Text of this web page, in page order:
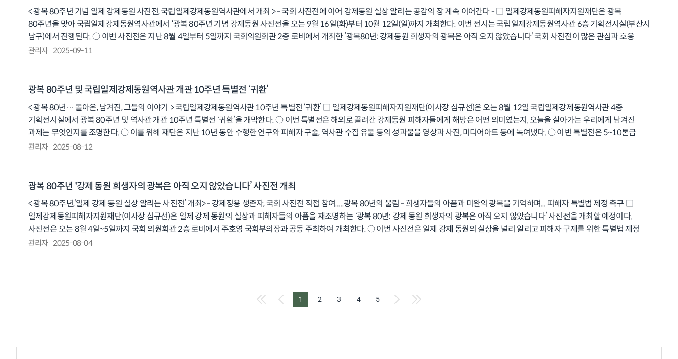
미래 세대와 함께 이어나가는 계기가 되길 바란다”고 전했다. 일제강제동원피해자지원재단 유족·연구팀 전국합동위령제 행사 담당자 전화 : 02- 721-1822 행사 홈페이지 :
https://fomomemorial.co.kr 재단 홈페이지 : https://www.fomo.or.kr 인스타그램 : https://www.instagram.com/fomo_foundation 네이버 블로그 : https://blog.naver.com/iljegangje 재단
Youtube 생중계URL : https://www.youtube.com/@iljegangje
< 광복 80주년 기념 일제 강제동원 사진전, 국립일제강제동원역사관에서 개최 > - 국회 사진전에 이어 강제동원 실상 알리는 공감의 장 계속 이어간다 - □ 일제강제동원피해자지원재단은 광복
80주년을 맞아 국립일제강제동원역사관에서 ‘광복 80주년 기념 강제동원 사진전을 오는 9월 16일(화)부터 10월 12일(일)까지 개최한다. 이번 전시는 국립일제강제동원역사관 6층 기획전시실(부산시
남구)에서 진행된다. ○ 이번 사진전은 지난 8월 4일부터 5일까지 국회의원회관 2층 로비에서 개최한 ’광복80년: 강제동원 희생자의 광복은 아직 오지 않았습니다‘ 국회 사진전이 많은 관심과 호응
속에 마무리됨에 따라, 더 많은 국민에게 일제 강제동원의 실상과 피해자의 아픔을 알리고, 피해자 특별법을 촉구하기 위해 연장 전시로 기획되었다. ○ 이번 연장 전시에서도 강제 동원 ▲유형별 자료
이은 이번 연장 전시는 단순한 과거의 기록이 아닌, 아직 끝나지 않은 광복의 과제를 마주하는 자리”라며, “강제동원 피해자들의 존엄 회복과 진정한 광복을 위한 사회적 공감대 형성과 함께 특별법
관리자 2025-09-11
광복 80주년 및 국립일제강제동원역사관 개관 10주년 특별전 ‘귀환’
< 광복 80년… 돌아온, 남겨진, 그들의 이야기 > 국립일제강제동원역사관 10주년 특별전 ‘귀환’ □ 일제강제동원피해자지원재단(이사장 심규선)은 오는 8월 12일 국립일제강제동원역사관 4층
기획전시실에서 광복 80주년 및 역사관 개관 10주년 특별전 ‘귀환’을 개막한다. ○ 이번 특별전은 해외로 끌려간 강제동원 피해자들에게 해방은 어떤 의미였는지, 오늘을 살아가는 우리에게 남겨진
과제는 무엇인지를 조명한다. ○ 이를 위해 재단은 지난 10년 동안 수행한 연구와 피해자 구술, 역사관 수집 유물 등의 성과물을 영상과 사진, 미디어아트 등에 녹여냈다. ○ 이번 특별전은 5~10톤급
통통배를 타고 풍랑을 헤치며 대한해협을 건너는 미디어아트로 시작된다. 이어 △해방의 순간 △돌아온 사람들 △남겨진 사람들 △영혼이 된 사람들 모두 4개의 대주제를 통해 국외
주제로 한 특별전 연계 강연 프로그램도 운영한다. ○ ‘해방과 귀환, 그 뒷이야기’라는 제목으로 진행되는 이번 특강은 △1강 ‘다시 조선으로’의 저자 이연식 일본 소피아대학 교수의 ‘광복 후에도 피할 수
3강으로 마련된다. ○ 모두 토요일 오후 2시 역사관 멀티미디어실(6층)에서 진행되며, 고교생 이상 누구나 사전 예약을 통해 무료로 수강할 수 있다. 강연 사전 예약은 네이버 예약 또는 전화 접수를 통해
가능하다. □ 심규선 이사장은 “재단과 역사관이 지난 10년간의 사업 성과물을 선보이는 이번 특별전을 통해 광복 80주년의 기쁨 못지않게 결코 외면해서는 안 되는 역사적 과제도 함께 생각해보는
시간이 되길 바란다”라고 밝혔다. ○ 관람 및 특강 참가 문의: 051-629-8600, 8632 역사관 홈페이지: https://www.fomo.or.kr/museum 인스타그램:
https://www.instagram.com/fomo.museum/ 네이버 블로그: https://blog.naver.com/iljeblog
관리자 2025-08-12
광복 80주년 '강제 동원 희생자의 광복은 아직 오지 않았습니다’ 사진전 개최
< 광복 80주년,‘일제 강제 동원 실상 알리는 사진전’ 개최> - 강제징용 생존자, 국회 사진전 직접 참여.....광복 80년의 울림 - 희생자들의 아픔과 미완의 광복을 기억하며... 피해자 특별법 제정 촉구 □
일제강제동원피해자지원재단(이사장 심규선)은 일제 강제 동원의 실상과 피해자들의 아픔을 재조명하는 ‘광복 80년: 강제 동원 희생자의 광복은 아직 오지 않았습니다’ 사진전을 개최할 예정이다.
사진전은 오는 8월 4일~5일까지 국회 의원회관 2층 로비에서 주호영 국회부의장과 공동 주최하여 개최한다. ○ 이번 사진전은 일제 강제 동원의 실상을 널리 알리고 피해자 구제를 위한 특별법 제정
필요성의 국민적 공감대를 확산하기 위해 마련하였다. 특히 일본에 강제 징용되었던 대법원 승소 후지코시 생존 피해자 김정주, 이자순 할머니도 직접 참석해 아픈 역사를 기억하고 지키려는 목소리를
관리자 2025-08-04
1 2 3 4 5